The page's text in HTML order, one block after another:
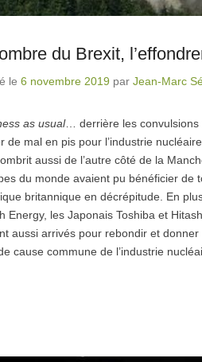
du Brexit,
le 6 novembre 2019 par Jean-Marc
as usual… derrière les convulsions
de mal en pis pour l’industrie
aussi de l’autre côté de la
du monde avaient pu bénéficier de
britannique en décrépitude. En
Energy, les Japonais Toshiba et
aussi arrivés pour rebondir et
cause commune de l’industrie